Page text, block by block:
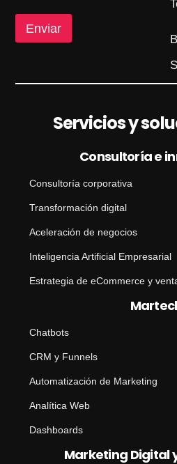
Enviar
Servicios y
Consultoría e
Consultoría corporativa
Transformación digital
Aceleración de negocios
Inteligencia Artificial Empresarial
Estrategia de eCommerce y
Chatbots
CRM y Funnels
Automatización de Marketing
Analítica Web
Dashboards
Marketing Digital